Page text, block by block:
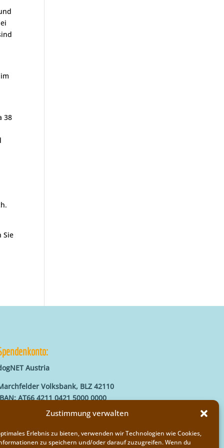
Zustimmung verwalten
Erlebnis zu bieten, verwenden wir Technologien wie Cookies,
zu speichern und/oder darauf zuzugreifen. Wenn du
38
Sie
Austria
Volksbank, BLZ 42110
AT66 4211 0421 5000 0000
MVOGAT22XXX